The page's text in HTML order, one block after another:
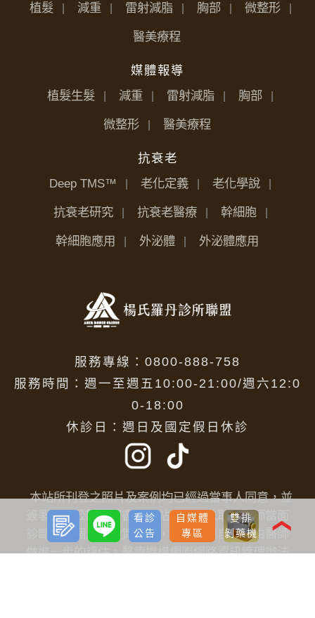
雙排
剝藥機
自媒體
專區
看診
公告
預約
諮詢
LINE
❮
植髮
減重 雷射減脂 胸部 微整形
醫美療程
媒體報導
植髮生髮
減重 雷射減脂 胸部
微整形 醫美療程
抗衰老
Deep TMS™
老化定義 老化學說
抗衰老研究 抗衰老醫療 幹細胞
幹細胞應用 外泌體 外泌體應用
服務專線：0800-888-758
服務時間：週一至週五10:00-21:00/週六12:0
0-18:00
休診日：週日及國定假日休診
本站所刊登之照片及案例均已經過當事人同意，並
簽署同意公開授權書。本站資訊無法取代醫師當面
診斷，每個人的體質不同，建議您親自前來由醫師
做進一步的評估。醫療機構網際網路資訊管理辦法